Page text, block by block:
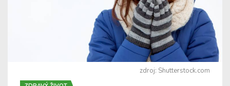
zdroj: Shutterstock.com